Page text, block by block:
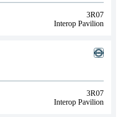
3R07
Interop Pavilion
3R07
Interop Pavilion